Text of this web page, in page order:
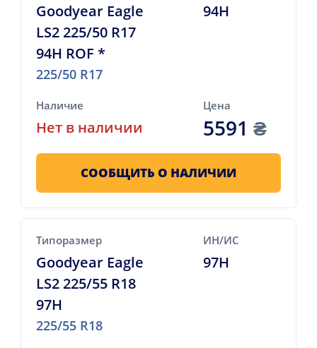
Goodyear Eagle
LS2 225/50 R17
94H ROF *
225/50 R17
94H
Наличие
Нет в наличии
Цена
5591₴
СООБЩИТЬ О НАЛИЧИИ
Типоразмер
Goodyear Eagle
LS2 225/55 R18
97H
225/55 R18
ИН/ИС
97H